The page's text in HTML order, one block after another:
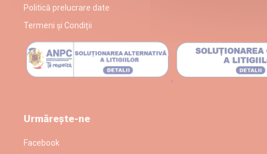
Politică prelucrare date
Termeni și Condiții
Urmărește-ne
Facebook